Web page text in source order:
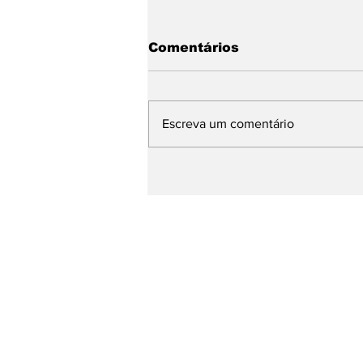
Comentários
Escreva um comentário